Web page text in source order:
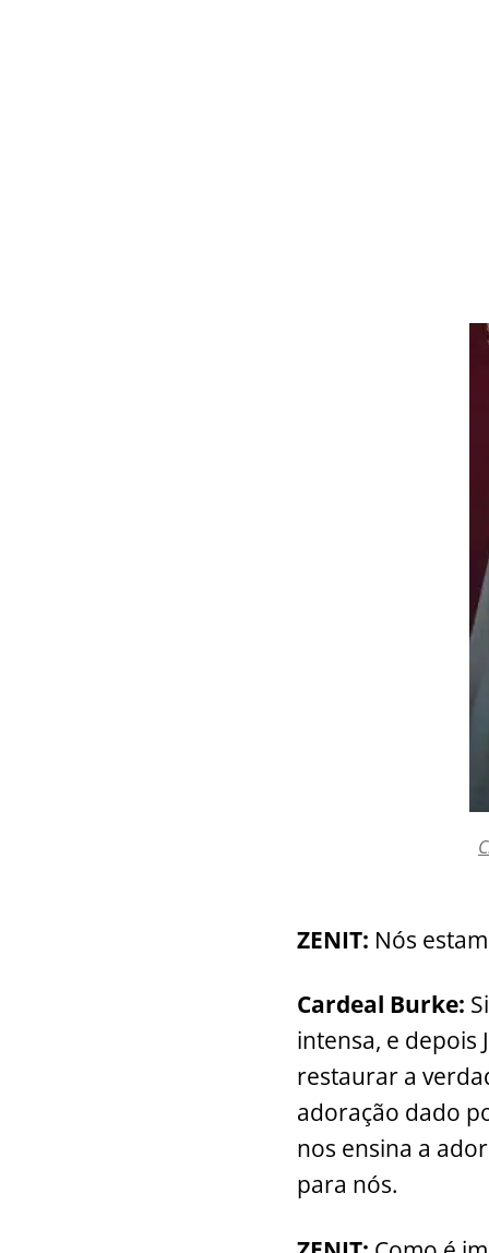
ZENIT: Nós
Cardeal Burke:
intensa, e depois
restaurar a
adoração dado
nos ensina a
para nós.